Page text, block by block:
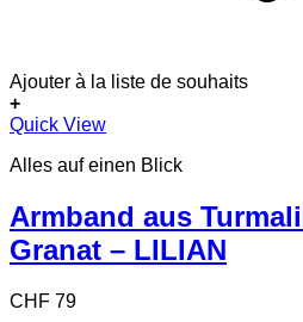
Ajouter à la liste de souhaits
+
Quick View
Alles auf einen Blick
Armband aus
Granat – LILIAN
CHF 79